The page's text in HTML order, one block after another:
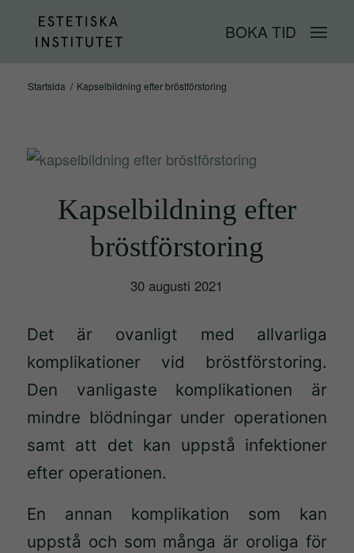
BOKA TID
Startsida / Kapselbildning efter bröstförstoring
Kapselbildning efter
bröstförstoring
30 augusti 2021
Det är ovanligt med allvarliga
komplikationer vid bröstförstoring.
Den vanligaste komplikationen är
mindre blödningar under operationen
samt att det kan uppstå infektioner
efter operationen.
En annan komplikation som kan
uppstå och som många är oroliga för